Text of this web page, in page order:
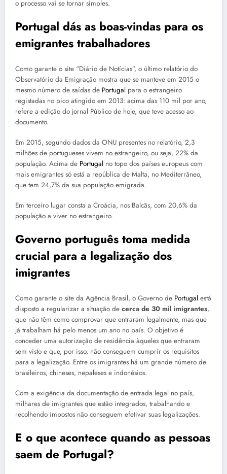
o processo vai se tornar simples.
Portugal dás as boas-vindas para os
emigrantes trabalhadores
Como garante o site “Diário de Notícias”, o último relatório do
Observatório da Emigração mostra que se manteve em 2015 o
mesmo número de saídas de Portugal para o estrangeiro
registadas no pico atingido em 2013: acima das 110 mil por ano,
refere a edição do jornal Público de hoje, que teve acesso ao
documento.
Em 2015, segundo dados da ONU presentes no relatório, 2,3
milhões de portugueses vivem no estrangeiro, ou seja, 22% da
população. Acima de Portugal no topo dos países europeus com
mais emigrantes só está a república de Malta, no Mediterrâneo,
que tem 24,7% da sua população emigrada.
Em terceiro lugar consta a Croácia, nos Balcãs, com 20,6% da
população a viver no estrangeiro.
Governo português toma medida
crucial para a legalização dos
imigrantes
Como garante o site da Agência Brasil, o Governo de Portugal está
disposto a regularizar a situação de cerca de 30 mil imigrantes,
que não têm como comprovar que entraram legalmente, mas que
já trabalham há pelo menos um ano no país. O objetivo é
conceder uma autorização de residência àqueles que entraram
sem visto e que, por isso, não conseguem cumprir os requisitos
para a legalização. Entre os imigrantes há um grande número de
brasileiros, chineses, nepaleses e indonésios.
Com a exigência da documentação de entrada legal no país,
milhares de imigrantes que estão integrados, trabalhando e
recolhendo impostos não conseguem efetivar suas legalizações.
E o que acontece quando as pessoas
saem de Portugal?